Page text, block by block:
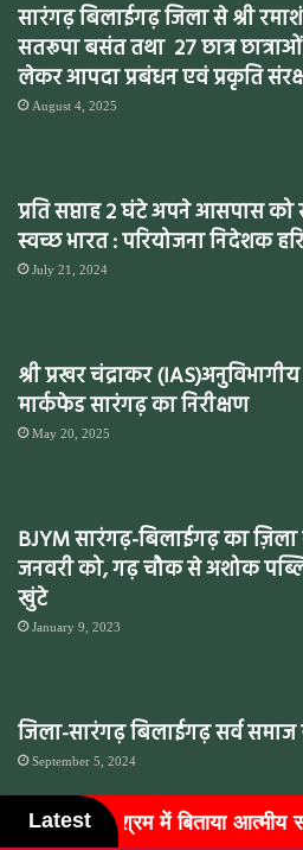
सारंगढ़ बिलाईगढ़ जिला से श्री
सतरूपा बसंत तथा 27 छात्र
लेकर आपदा प्रबंधन एवं प्रकृति
August 4, 2025
प्रति सप्ताह 2 घंटे अपने आसपास
स्वच्छ भारत : परियोजना निदेशक
July 21, 2024
श्री प्रखर चंद्राकर
मार्कफेड सारंगढ़ का निरीक्षण
May 20, 2025
BJYM सारंगढ़-बिलाईगढ़ का ज़िला
जनवरी को, गढ़ चौक से अशोक
खुंटे
January 9, 2023
जिला-सारंगढ़ बिलाईगढ़ सर्व
September 5, 2024
Latestआदिवासी कांग्रेस में संगठन